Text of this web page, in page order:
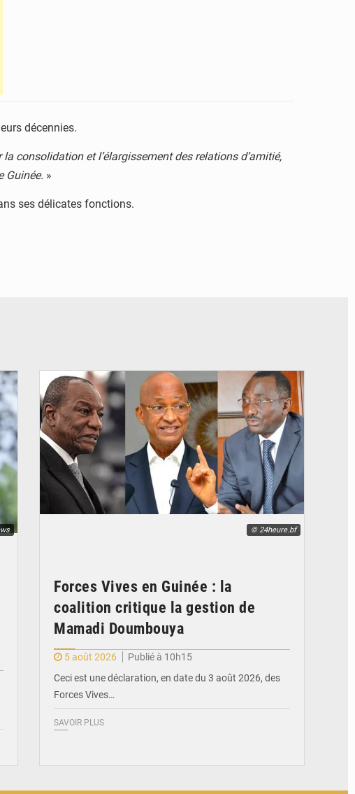
décennies.
consolidation et l’élargissement des relations d’amitié,
Guinée. »
ses délicates fonctions.
© 24heure.bf
Forces Vives en Guinée : la
coalition critique la gestion de
Mamadi Doumbouya
5 août 2026
Publié à 10h15
Ceci est une déclaration, en date du 3 août 2026, des
Forces Vives…
SAVOIR PLUS